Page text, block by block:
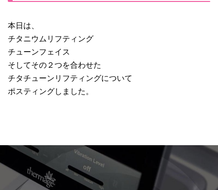
本日は、
チタニウムリフティング
チューンフェイス
そしてその２つを合わせた
チタチューンリフティングについて
ポスティングしました。